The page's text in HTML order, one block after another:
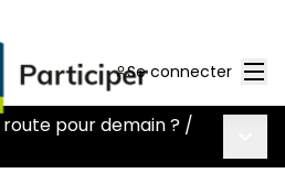
Se connecter
pour demain ? /